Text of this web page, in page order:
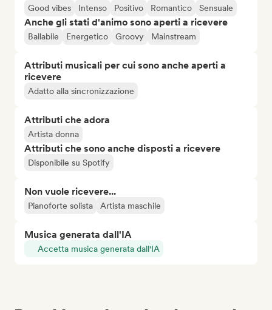
Good vibes Intenso Positivo Romantico Sensuale
Anche gli stati d'animo sono aperti a ricevere
Ballabile Energetico Groovy Mainstream
Attributi musicali per cui sono anche aperti a
ricevere
Adatto alla sincronizzazione
Attributi che adora
Artista donna
Attributi che sono anche disposti a ricevere
Disponibile su Spotify
Non vuole ricevere...
Pianoforte solista Artista maschile
Musica generata dall'IA
Accetta musica generata dall'IA